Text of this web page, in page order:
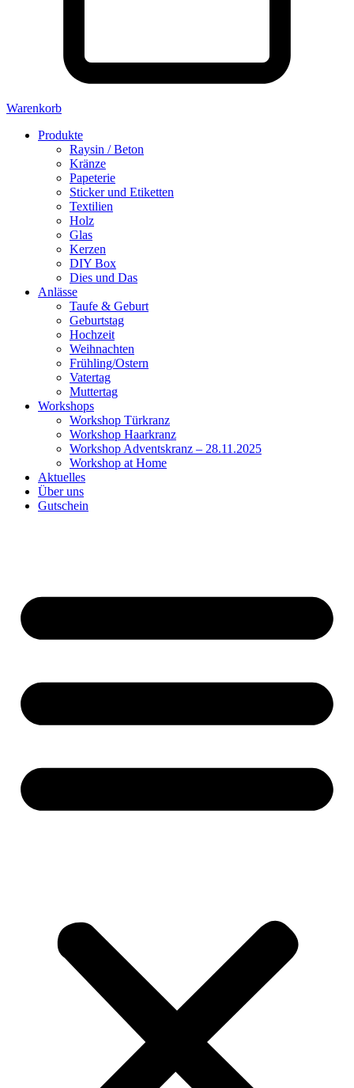
Warenkorb
Produkte
Raysin / Beton
Kränze
Papeterie
Sticker und Etiketten
Textilien
Holz
Glas
Kerzen
DIY Box
Dies und Das
Anlässe
Taufe & Geburt
Geburtstag
Hochzeit
Weihnachten
Frühling/Ostern
Vatertag
Muttertag
Workshops
Workshop Türkranz
Workshop Haarkranz
Workshop Adventskranz – 28.11.2025
Workshop at Home
Aktuelles
Über uns
Gutschein